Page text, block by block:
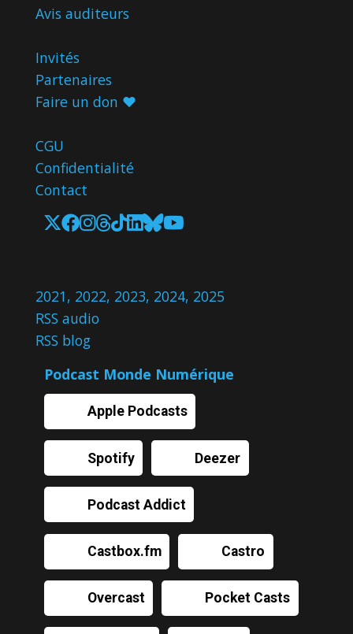
Avis auditeurs
Invités
Partenaires
Faire un don ♥️
CGU
Confidentialité
Contact
2021, 2022, 2023, 2024, 2025
RSS audio
RSS blog
Podcast Monde Numérique
Apple Podcasts
Spotify Deezer
Podcast Addict
Castbox.fm Castro
Overcast Pocket Casts